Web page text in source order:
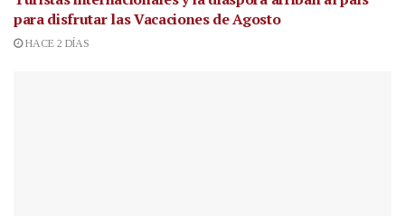
para disfrutar las Vacaciones de Agosto
HACE 2 DÍAS